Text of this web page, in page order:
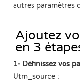
autres paramètres
Ajoutez
en 3
1- Définissez vos
Utm_source :